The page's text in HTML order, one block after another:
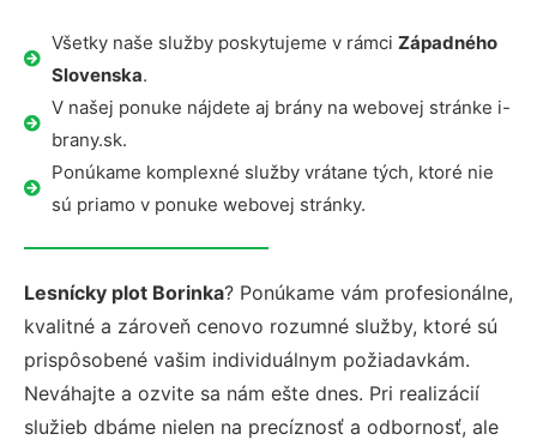
Všetky naše služby poskytujeme v rámci Západného
Slovenska.
V našej ponuke nájdete aj brány na webovej stránke i-
brany.sk.
Ponúkame komplexné služby vrátane tých, ktoré nie
sú priamo v ponuke webovej stránky.
Lesnícky plot Borinka? Ponúkame vám profesionálne,
kvalitné a zároveň cenovo rozumné služby, ktoré sú
prispôsobené vašim individuálnym požiadavkám.
Neváhajte a ozvite sa nám ešte dnes. Pri realizácií
služieb dbáme nielen na precíznosť a odbornosť, ale